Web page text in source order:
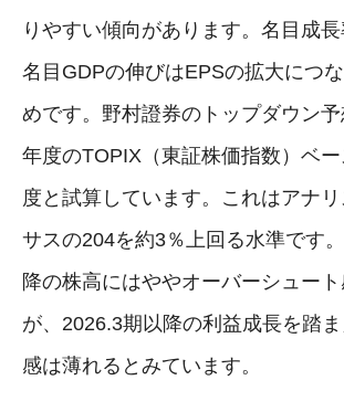
りやすい傾向があります。名目成
名目GDPの伸びはEPSの拡大につ
めです。野村證券のトップダウン
年度のTOPIX（東証株価指数）ベ
度と試算しています。これはアナ
サスの204を約3％上回る水準です
降の株高にはややオーバーシュー
が、2026.3期以降の利益成長を踏
感は薄れるとみています。